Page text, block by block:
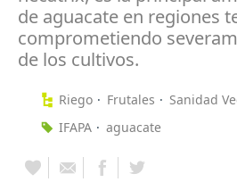
de aguacate en regiones
comprometiendo
de los cultivos.
Riego Frutales
Sanidad
IFAPA
aguacate